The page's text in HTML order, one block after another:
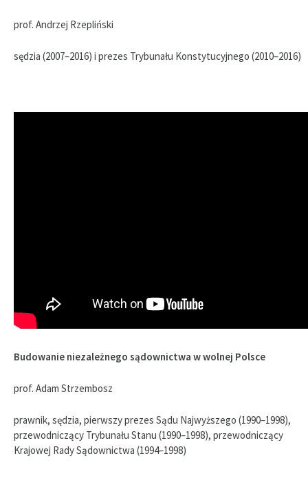
prof. Andrzej Rzepliński
sędzia (2007–2016) i prezes Trybunału Konstytucyjnego (2010–2016)
Budowanie niezależnego sądownictwa w wolnej Polsce
prof. Adam Strzembosz
prawnik, sędzia, pierwszy prezes Sądu Najwyższego (1990–1998),
przewodniczący Trybunału Stanu (1990–1998), przewodniczący
Krajowej Rady Sądownictwa (1994–1998)